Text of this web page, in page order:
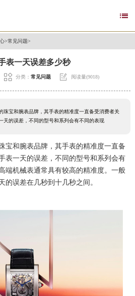

>常见问题>
表一天误差多少秒
 分类： 常见问题  阅读量(9018)
珠宝和腕表品牌，其手表的精准度一直备受消费者关
天的误差，不同的型号和系列会有不同的表现
和腕表品牌，其手表的精准度一直备
表一天的误差，不同的型号和系列会有
端机械表通常具有较高的精准度。一般
的误差在几秒到十几秒之间。